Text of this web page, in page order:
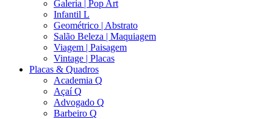
Galeria | Pop Art
Infantil L
Geométrico | Abstrato
Salão Beleza | Maquiagem
Viagem | Paisagem
Vintage | Placas
Placas & Quadros
Academia Q
Açaí Q
Advogado Q
Barbeiro Q